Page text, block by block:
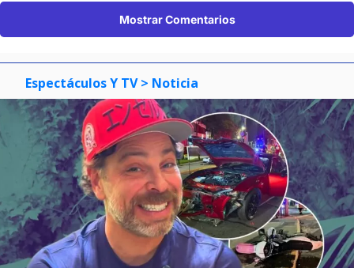
Mostrar Comentarios
Espectáculos Y TV > Noticia